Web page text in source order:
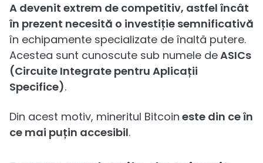
A devenit extrem de competitiv, astfel încât
în prezent necesită o investiție semnificativă
în echipamente specializate de înaltă putere.
Acestea sunt cunoscute sub numele deASICs
(Circuite Integrate pentru Aplicații
Specifice).
Din acest motiv, mineritul Bitcoin este din ce în
ce mai puțin accesibil.